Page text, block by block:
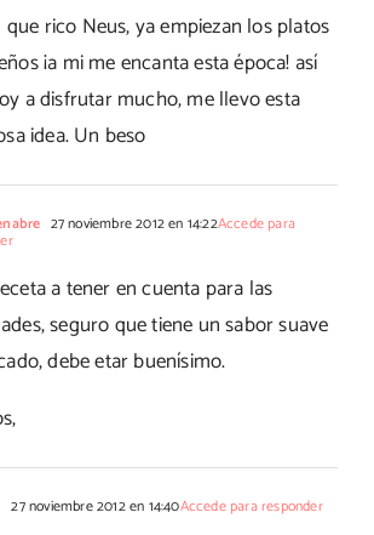
rico Neus, ya empiezan los platos
¡a mi me encanta esta época! así
a disfrutar mucho, me llevo esta
idea. Un beso
27 noviembre 2012 en 14:22Accede para
a tener en cuenta para las
seguro que tiene un sabor suave
debe etar buenísimo.
27 noviembre 2012 en 14:40Accede para responder